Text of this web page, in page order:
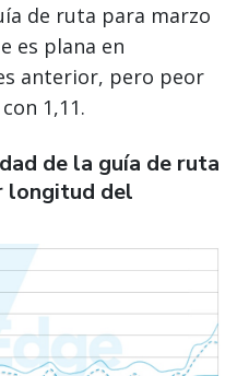
de ruta para marzo
es plana en
anterior, pero peor
1,11.
de la guía de ruta
longitud del